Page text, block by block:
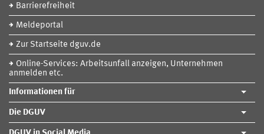
Barrierefreiheit
Meldeportal
Zur Startseite dguv.de
Online-Services: Arbeitsunfall anzeigen, Unternehmen
anmelden etc.
Informationen für
Die DGUV